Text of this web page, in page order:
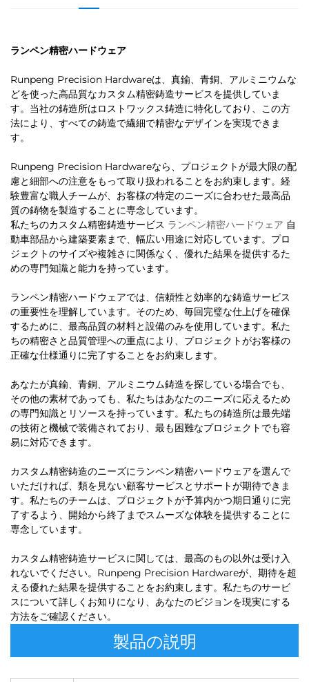
ランペン精密ハードウェア
Runpeng Precision Hardwareは、真鍮、青銅、アルミニウムな
どを使った高品質なカスタム精密鋳造サービスを提供していま
す。当社の鋳造所はロストワックス鋳造に特化しており、この方
法により、すべての鋳造で繊細で精密なデザインを実現できま
す。
Runpeng Precision Hardwareなら、プロジェクトが最大限の配
慮と細部への注意をもって取り扱われることをお約束します。経
験豊富な職人チームが、お客様の特定のニーズに合わせた最高品
質の鋳物を製造することに専念しています。
私たちのカスタム精密鋳造サービス ランペン精密ハードウェア 自
動車部品から建築要素まで、幅広い用途に対応しています。プロ
ジェクトのサイズや複雑さに関係なく、優れた結果を提供するた
めの専門知識と能力を持っています。
ランペン精密ハードウェアでは、信頼性と効率的な鋳造サービス
の重要性を理解しています。そのため、毎回完璧な仕上げを確保
するために、最高品質の材料と設備のみを使用しています。私た
ちの精密さと品質管理への重点により、プロジェクトがお客様の
正確な仕様通りに完了することをお約束します。
あなたが真鍮、青銅、アルミニウム鋳造を探している場合でも、
その他の素材であっても、私たちはあなたのニーズに応えるため
の専門知識とリソースを持っています。私たちの鋳造所は最先端
の技術と機械で装備されており、最も困難なプロジェクトでも容
易に対応できます。
カスタム精密鋳造のニーズにランペン精密ハードウェアを選んで
いただければ、類を見ない顧客サービスとサポートが期待できま
す。私たちのチームは、プロジェクトが予算内かつ期日通りに完
了するよう、開始から終了までスムーズな体験を提供することに
専念しています。
カスタム精密鋳造サービスに関しては、最高のもの以外は受け入
れないでください。Runpeng Precision Hardwareが、期待を超
える優れた結果を提供することをお約束します。私たちのサービ
スについて詳しくお知りになり、あなたのビジョンを現実にする
方法をご確認ください。
製品の説明